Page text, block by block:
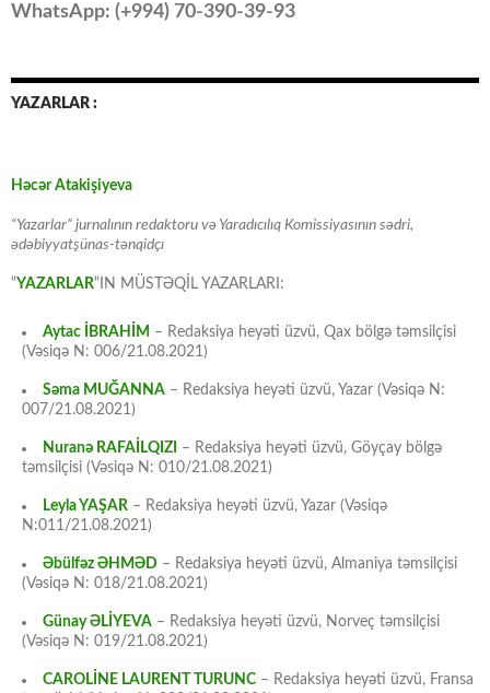
WhatsApp: (+994) 70-390-39-93
YAZARLAR :
Həcər Atakişiyeva
“Yazarlar” jurnalının redaktoru və Yaradıcılıq Komissiyasının sədri,
ədəbiyyatşünas-tənqidçı
“YAZARLAR“IN MÜSTƏQİL YAZARLARI:
Aytac İBRAHİM – Redaksiya heyəti üzvü, Qax bölgə təmsilçisi
(Vəsiqə N: 006/21.08.2021)
Səma MUĞANNA – Redaksiya heyəti üzvü, Yazar (Vəsiqə N:
007/21.08.2021)
Nuranə RAFAİLQIZI
– Redaksiya heyəti üzvü, Göyçay bölgə
təmsilçisi (Vəsiqə N: 010/21.08.2021)
Leyla YAŞAR – Redaksiya heyəti üzvü, Yazar (Vəsiqə
N:011/21.08.2021)
Əbülfəz ƏHMƏD – Redaksiya heyəti üzvü, Almaniya təmsilçisi
(Vəsiqə N: 018/21.08.2021)
Günay ƏLİYEVA – Redaksiya heyəti üzvü, Norveç təmsilçisi
(Vəsiqə N: 019/21.08.2021)
CAROLİNE LAURENT TURUNC – Redaksiya heyəti üzvü, Fransa